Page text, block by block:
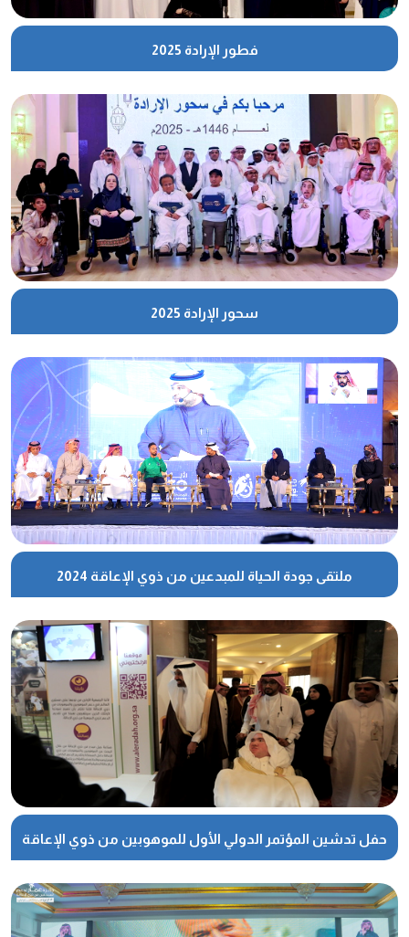
فطور الإرادة 2025
سحور الإرادة 2025
ملتقى جودة الحياة للمبدعين من ذوي الإعاقة 2024
حفل تدشين المؤتمر الدولي الأول للموهوبين من ذوي الإعاقة